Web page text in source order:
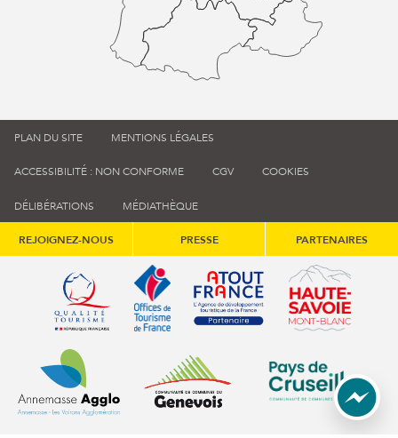
PLAN DU SITE MENTIONS LÉGALES
ACCESSIBILITÉ : NON CONFORME CGV COOKIES
DÉLIBÉRATIONS MÉDIATHÈQUE
REJOIGNEZ-NOUS PRESSE PARTENAIRES
Qualité tourisme (s'ouvre dans une nouvelle fenêtre)
Office de tourisme de France (s'ouvre
Atout France (s'ouvre dans
Annemasse Agglo (s'ouvre dans une nouvelle fenêtre)
Communauté de communes du
Communauté de